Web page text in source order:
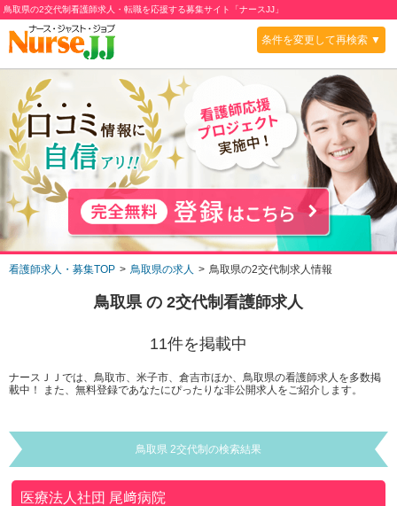
鳥取県の2交代制看護師求人・転職を応援する募集サイト「ナースJJ」
条件を変更して再検索 ▼
看護師求人・募集TOP 鳥取県の求人 鳥取県の2交代制求人情報
鳥取県の 2交代制 看護師求人
11件を掲載中
ナースＪＪでは、鳥取市、米子市、倉吉市ほか、鳥取県の看護師求人を多数掲
載中！ また、無料登録であなたにぴったりな非公開求人をご紹介します。
鳥取県 2交代制の検索結果
医療法人社団 尾﨑病院